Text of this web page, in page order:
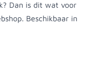
Dan is dit wat voor
Beschikbaar in